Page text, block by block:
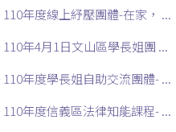
110年度線上紓壓團體-在家， ...
110年4月1日文山區學長姐團 ...
110年度學長姐自助交流團體- ...
110年度信義區法律知能課程- ...